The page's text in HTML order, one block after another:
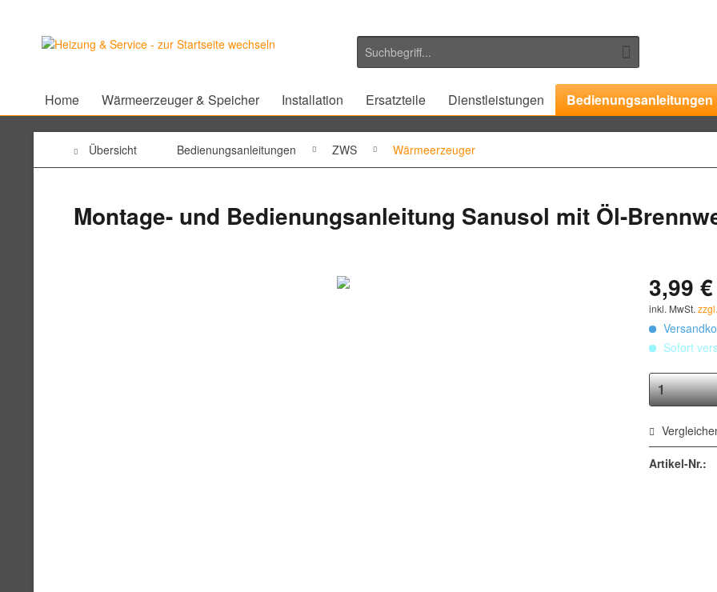
Home Wärmeerzeuger & Speicher Installation Ersatzteile Dienstleistungen Bedienungsanleitungen
Übersicht Bedienungsanleitungen ZWS Wärmeerzeuger
Montage- und Bedienungsanleitung Sanusol mit Öl-
3,99
inkl. MwSt.
Sofort
Artikel-Nr.: